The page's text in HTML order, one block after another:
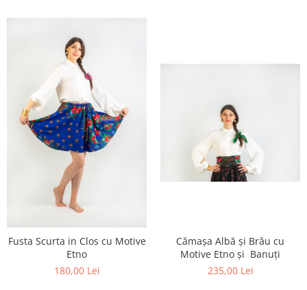
Fusta Scurta in Clos cu Motive
Etno
180,00 Lei
Cămașa Albă și Brâu cu
Motive Etno și Banuți
235,00 Lei